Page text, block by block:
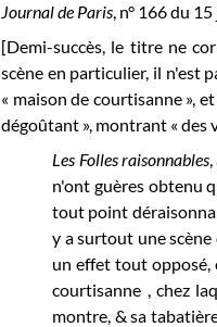
Journal de Paris, n° 166 du
[Demi-succès, le titre ne
scène en particulier, il n'est
« maison de courtisanne »,
dégoûtant », montrant « des
Les Folles raisonnables
n'ont guères obtenu
tout point
y a surtout une scène
un effet tout opposé,
courtisanne , chez
montre, & sa